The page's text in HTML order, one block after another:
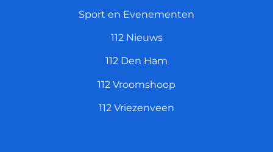
Sport en Evenementen
112 Nieuws
112 Den Ham
112 Vroomshoop
112 Vriezenveen